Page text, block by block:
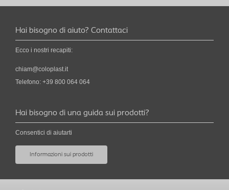
Hai bisogno di aiuto? Contattaci
Ecco i nostri recapiti:
chiam@coloplast.it
Telefono: +39 800 064 064
Hai bisogno di una guida sui prodotti?
Consentici di aiutarti
Informazioni sui prodotti